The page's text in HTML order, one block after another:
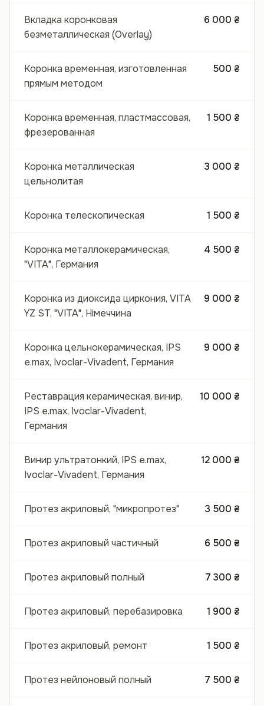
Вкладка коронковая
безметаллическая (Overlay)
6 000 ₴
Коронка временная, изготовленная
прямым методом
500 ₴
Коронка временная, пластмассовая,
фрезерованная
1 500 ₴
Коронка металлическая
цельнолитая
3 000 ₴
Коронка телескопическая 1 500 ₴
Коронка металлокерамическая,
"VITA", Германия
4 500 ₴
Коронка из диоксида циркония, VITA
YZ ST, "VITA", Німеччина
9 000 ₴
Коронка цельнокерамическая, IPS
e.max, Ivoclar-Vivadent, Германия
9 000 ₴
Реставрация керамическая, винир,
IPS e.max, Ivoclar-Vivadent,
Германия
10 000 ₴
Винир ультратонкий, IPS e.max,
Ivoclar-Vivadent, Германия
12 000 ₴
Протез акриловый, "микропротез" 3 500 ₴
Протез акриловый частичный 6 500 ₴
Протез акриловый полный 7 300 ₴
Протез акриловый, перебазировка 1 900 ₴
Протез акриловый, ремонт 1 500 ₴
Протез нейлоновый полный 7 500 ₴